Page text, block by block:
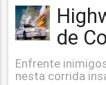
de
Enfrente
nesta corrida